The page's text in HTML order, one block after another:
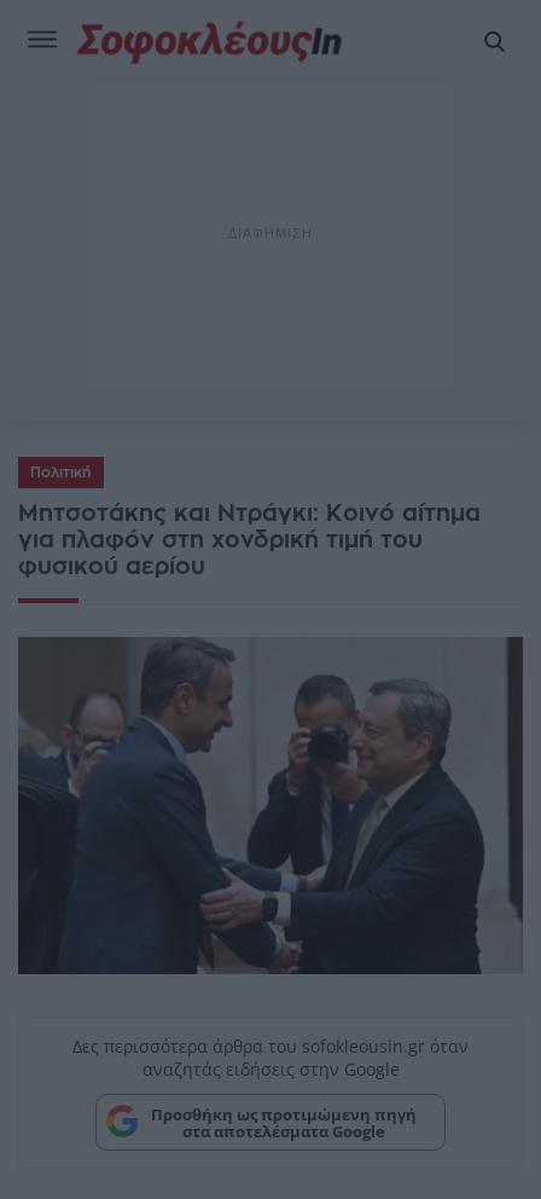
Πολιτική
Μητσοτάκης και Ντράγκι: Κοινό αίτημα
για πλαφόν στη χονδρική τιμή του
φυσικού αερίου
Δες περισσότερα άρθρα του sofokleousin.gr όταν
αναζητάς ειδήσεις στην Google
Προσθήκη ως προτιμώμενη πηγή
στα αποτελέσματα Google